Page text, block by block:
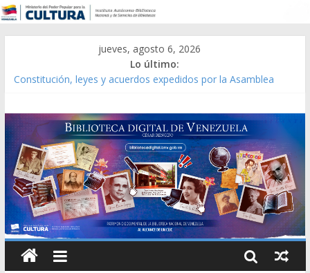
jueves, agosto 6, 2026
Lo último:
Constitución, leyes y acuerdos expedidos por la Asamblea
Modesta Bor Sánchez [material gráfico]
Gaceta Oficial de la República de Venezuela año CXXXIII Mes V,
Caracas 09 de marzo de 2006 N° 38.394
Catálogo temático de obras de Modesta Bor